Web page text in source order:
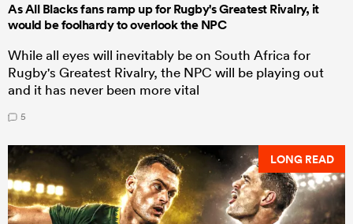
As All Blacks fans ramp up for Rugby's Greatest Rivalry, it
would be foolhardy to overlook the NPC
While all eyes will inevitably be on South Africa for
Rugby's Greatest Rivalry, the NPC will be playing out
and it has never been more vital
5
LONG READ